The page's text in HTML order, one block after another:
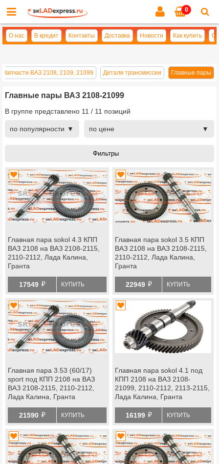
0
О нас В кредит Контакты Доставка Новости Как купить
Запчасти ВАЗ 2108, 2109, 21099 Детали трансмиссии Главные пары
Главные пары ВАЗ 2108-21099
В группе представлено 11 / 11 позиций
по популярности по цене
Главная пара sokol 4.3 КПП
ВАЗ 2108 на ВАЗ 2108-2115,
2110-2112, Лада Калина,
Гранта
17549 й КУПИТЬ
Главная пара sokol 3.5 КПП
ВАЗ 2108 на ВАЗ 2108-2115,
2110-2112, Лада Калина,
Гранта
22949 й КУПИТЬ
Главная пара 3.53 (60/17)
sport под КПП 2108 на ВАЗ
ВАЗ 2108-2115, 2110-2112,
Лада Калина, Гранта
21590 й КУПИТЬ
Главная пара sokol 4.1 под
КПП 2108 на ВАЗ 2108-
21099, 2110-2112, 2113-2115,
Лада Калина, Гранта
16199 й КУПИТЬ